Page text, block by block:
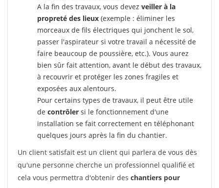
A la fin des travaux, vous devez veiller à la
propreté des lieux (exemple : éliminer les
morceaux de fils électriques qui jonchent le sol,
passer l'aspirateur si votre travail a nécessité de
faire beaucoup de poussière, etc.). Vous aurez
bien sûr fait attention, avant le début des travaux,
à recouvrir et protéger les zones fragiles et
exposées aux alentours.
Pour certains types de travaux, il peut être utile
de contrôler si le fonctionnement d'une
installation se fait correctement en téléphonant
quelques jours après la fin du chantier.
Un client satisfait est un client qui parlera de vous dès
qu'une personne cherche un professionnel qualifié et
cela vous permettra d'obtenir des chantiers pour